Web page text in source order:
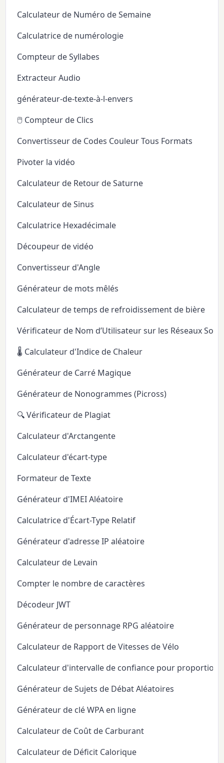
Calculateur de Numéro de Semaine
Calculatrice de numérologie
Compteur de Syllabes
Extracteur Audio
générateur-de-texte-à-l-envers
🖱️ Compteur de Clics
Convertisseur de Codes Couleur Tous Formats
Pivoter la vidéo
Calculateur de Retour de Saturne
Calculateur de Sinus
Calculatrice Hexadécimale
Découpeur de vidéo
Convertisseur d'Angle
Générateur de mots mêlés
Calculateur de temps de refroidissement de bière
Vérificateur de Nom d’Utilisateur sur les Réseaux
🌡️ Calculateur d'Indice de Chaleur
Générateur de Carré Magique
Générateur de Nonogrammes (Picross)
🔍 Vérificateur de Plagiat
Calculateur d'Arctangente
Calculateur d'écart-type
Formateur de Texte
Générateur d'IMEI Aléatoire
Calculatrice d'Écart-Type Relatif
Générateur d'adresse IP aléatoire
Calculateur de Levain
Compter le nombre de caractères
Décodeur JWT
Générateur de personnage RPG aléatoire
Calculateur de Rapport de Vitesses de Vélo
Calculateur d'intervalle de confiance pour proportion
Générateur de Sujets de Débat Aléatoires
Générateur de clé WPA en ligne
Calculateur de Coût de Carburant
Calculateur de Déficit Calorique